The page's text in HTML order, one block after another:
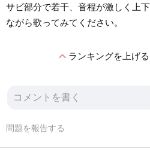
サビ部分で若干、音程が激しく上
ながら歌ってみてください。
expand_lessランキングを上げる
問題を報告する